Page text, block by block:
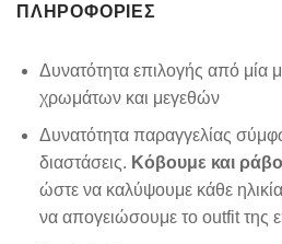
ΠΛΗΡΟΦΟΡΊΕΣ
Δυνατότητα επιλογής από μία
χρωμάτων και μεγεθών
Δυνατότητα παραγγελίας
διαστάσεις. Κόβουμε και
ώστε να καλύψουμε κάθε
να απογειώσουμε το outfit της